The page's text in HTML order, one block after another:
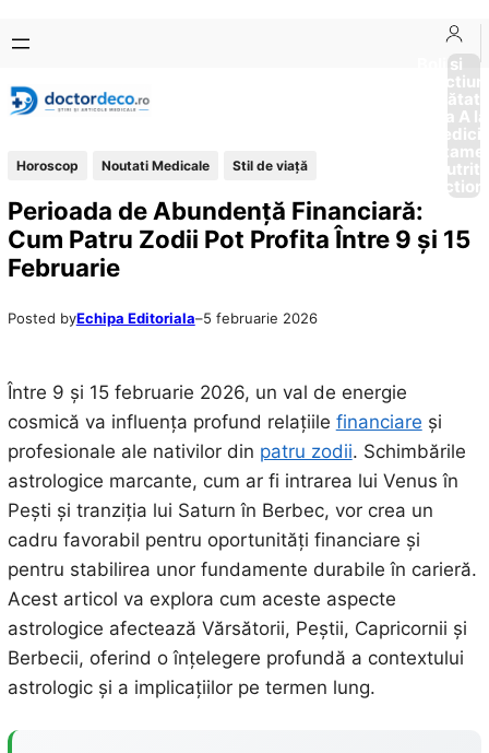
conținut
content
Boli si
Afectiuni
Sănătate
de la A
Horoscop Noutati Medicale Stil de viaţă
Perioada de Abundență Financiară:
Cum Patru Zodii Pot Profita Între 9 și 15
Februarie
Posted byEchipa Editoriala–5 februarie 2026
Între 9 și 15 februarie 2026, un val de energie
cosmică va influența profund relațiile financiare și
profesionale ale nativilor din patru zodii. Schimbările
astrologice marcante, cum ar fi intrarea lui Venus în
Pești și tranziția lui Saturn în Berbec, vor crea un
cadru favorabil pentru oportunități financiare și
pentru stabilirea unor fundamente durabile în carieră.
Acest articol va explora cum aceste aspecte
astrologice afectează Vărsătorii, Peștii, Capricornii și
Berbecii, oferind o înțelegere profundă a contextului
astrologic și a implicațiilor pe termen lung.